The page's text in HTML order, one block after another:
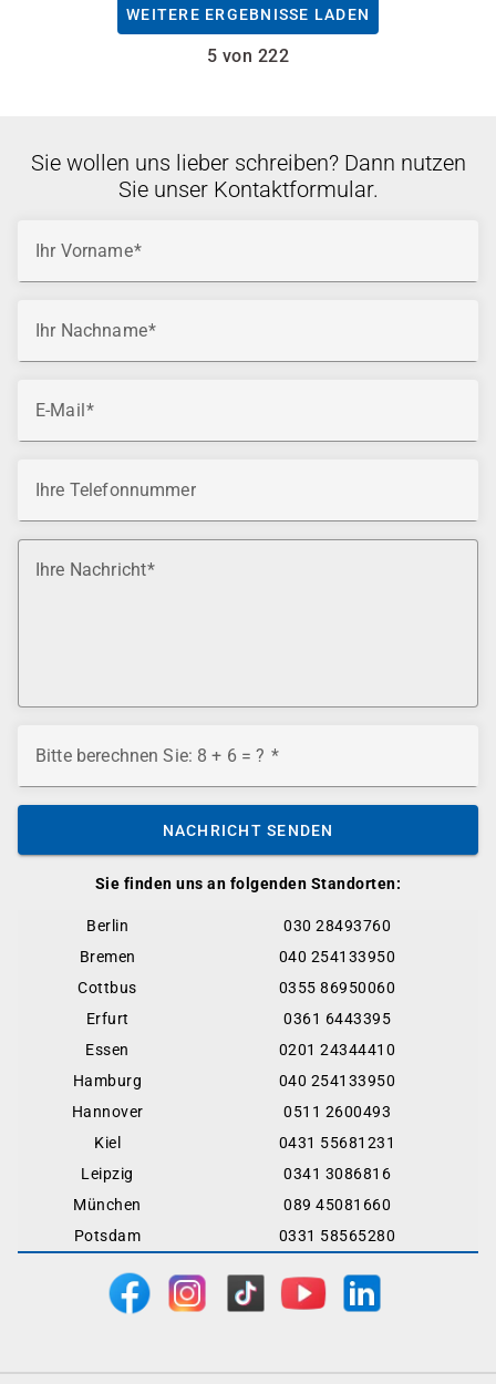
WEITERE ERGEBNISSE LADEN
5 von 222
Sie finden uns an folgenden Standorten:
Berlin
030 28493760
Bremen
040 254133950
Cottbus
0355 86950060
Erfurt
0361 6443395
Essen
0201 24344410
Hamburg
040 254133950
Hannover
0511 2600493
Kiel
0431 55681231
Leipzig
0341 3086816
München
089 45081660
Potsdam
0331 58565280
Sie wollen uns lieber schreiben? Dann nutzen
Sie unser Kontaktformular.
Ihr Vorname
Ihr Nachname
E-Mail
Ihre Telefonnummer
Ihre Nachricht
Bitte berechnen Sie: 8 + 6 = ?
NACHRICHT SENDEN